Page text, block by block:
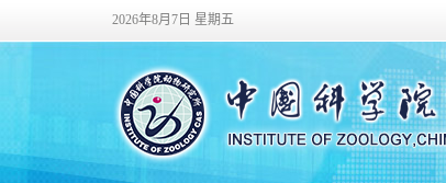
2026年8月7日 星期五